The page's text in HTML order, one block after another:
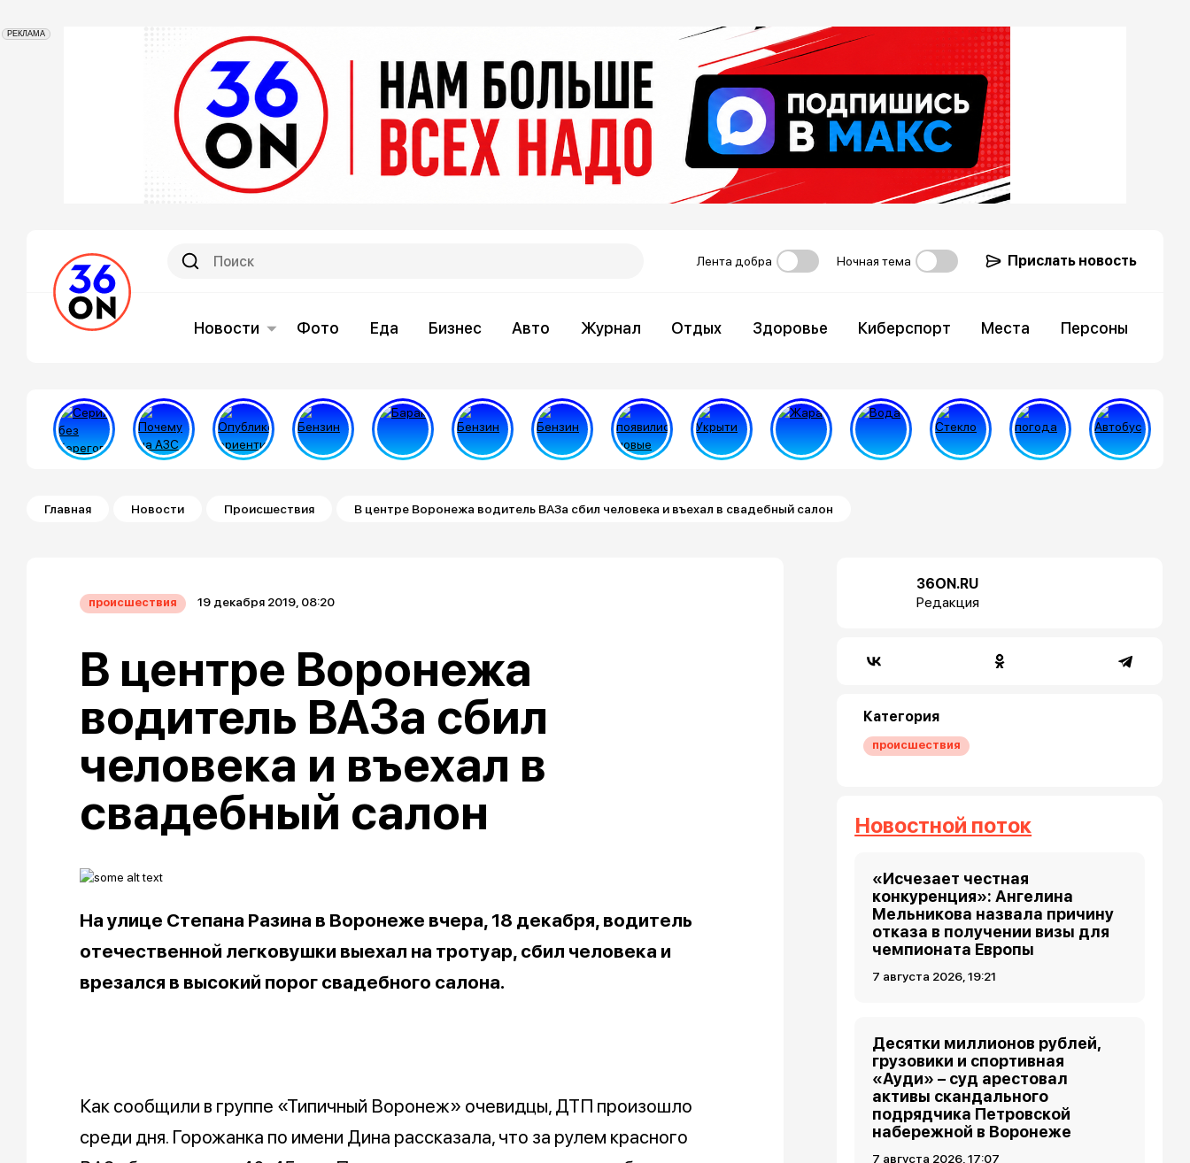
РЕКЛАМА
Лента добра Ночная тема Прислать новость
Новости Фото Еда Бизнес Авто Журнал Отдых Здоровье Киберспорт Места Персоны
Строка навигации
Главная Новости Происшествия В центре Воронежа водитель ВАЗа сбил человека и въехал в свадебный салон
происшествия 19 декабря 2019, 08:20
В центре Воронежа
водитель ВАЗа сбил
человека и въехал в
свадебный салон
На улице Степана Разина в Воронеже вчера, 18 декабря, водитель
отечественной легковушки выехал на тротуар, сбил человека и
врезался в высокий порог свадебного салона.
Как сообщили в группе «Типичный Воронеж» очевидцы, ДТП произошло
среди дня. Горожанка по имени Дина рассказала, что за рулем красного
36ON.RU
Редакция
Категория
происшествия
Новостной поток
«Исчезает честная
конкуренция»: Ангелина
Мельникова назвала причину
отказа в получении визы для
чемпионата Европы
7 августа 2026, 19:21
Десятки миллионов рублей,
грузовики и спортивная
«Ауди» – суд арестовал
активы скандального
подрядчика Петровской
набережной в Воронеже
7 августа 2026, 17:07